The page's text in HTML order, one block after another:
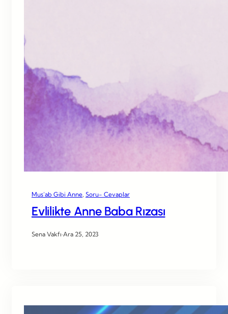
Mus’ab Gibi Anne Soru- Cevaplar
Evlilikte Anne Baba Rızası
Sena Vakfı·Ara 25, 2023